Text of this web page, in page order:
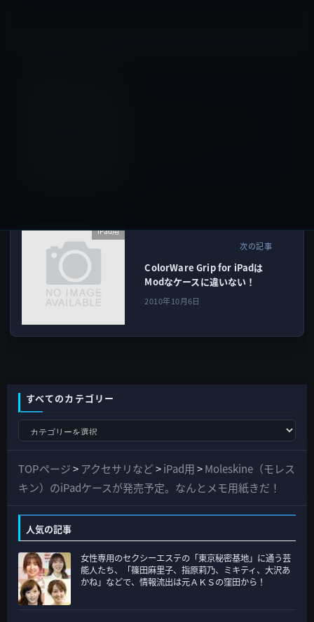
iPad用
次の記事
ColorWare Grip for iPadは
Modなケースに違いない！
2010年10月6日
すべてのカテゴリー
て
の
ゴ
リ
ー
TOPページ> アクセサリなど>iPad用>Moleskine（モレス
キン）のiPadケースが発売予定。なんとメモ用紙きだ！
人気の記事
女性専用のセクシーエステの「東京秘密基地」に通う芸
能人たち、「篠田麻里子、指原莉乃、ミキティ、大沢あ
かね」などで、情報流出は元ＡＫＳの窪田から！